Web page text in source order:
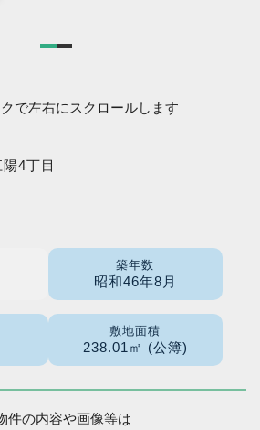
4丁目
築年数
昭和46年8月
敷地面積
238.01㎡ (公簿)
で左右にスクロールします
件の内容や画像等は